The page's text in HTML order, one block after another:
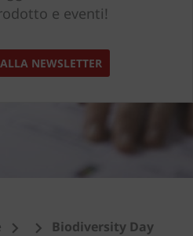
e eventi!
NEWSLETTER
Biodiversity Day